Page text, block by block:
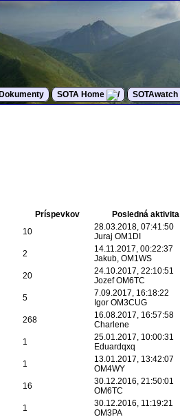
Dokumenty SOTA Home SOTAwatch
Príspevkov
Posledná aktivita
10
28.03.2018, 07:41:50
Juraj OM1DI
2
14.11.2017, 00:22:37
Jakub, OM1WS
20
24.10.2017, 22:10:51
Jozef OM6TC
5
7.09.2017, 16:18:22
Igor OM3CUG
268
16.08.2017, 16:57:58
Charlene
1
25.01.2017, 10:00:31
Eduardqxq
1
13.01.2017, 13:42:07
OM4WY
16
30.12.2016, 21:50:01
OM6TC
1
30.12.2016, 11:19:21
OM3PA